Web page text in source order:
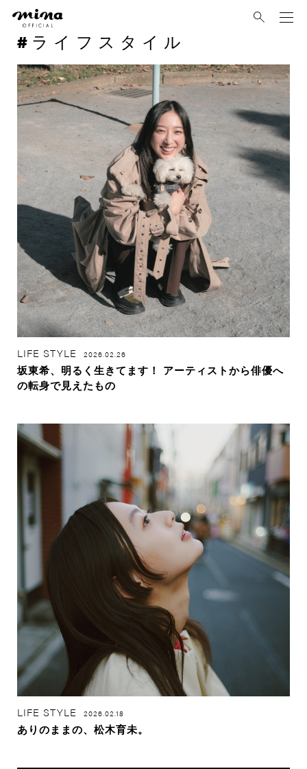
ライフスタイル
LIFE STYLE 2026.02.26
坂東希、明るく生きてます！ アーティストから俳優へ
の転身で見えたもの
LIFE STYLE 2026.02.18
ありのままの、松木育未。